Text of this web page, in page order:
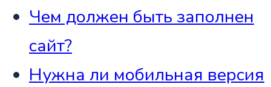
Чем должен быть заполнен
сайт?
Нужна ли мобильная версия